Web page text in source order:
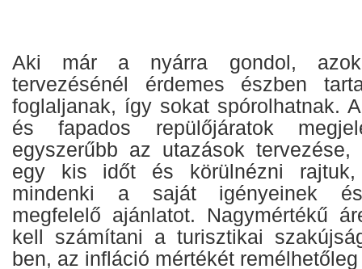
Aki már a nyárra gondol,
tervezésénél érdemes észben
foglaljanak, így sokat spórolhatnak.
és fapados repülőjáratok
egyszerűbb az utazások
egy kis időt és körülnézni rajtuk,
mindenki a saját igényeinek és
megfelelő ajánlatot. Nagymértékű
kell számítani a turisztikai
ben, az infláció mértékét